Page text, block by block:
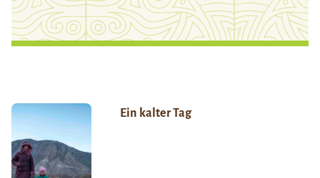
Ein kalter Tag